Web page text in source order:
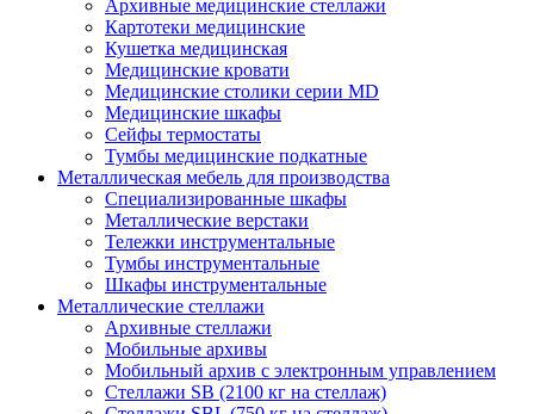
Архивные медицинские стеллажи
Картотеки медицинские
Кушетка медицинская
Медицинские кровати
Медицинские столики серии MD
Медицинские шкафы
Сейфы термостаты
Тумбы медицинские подкатные
Металлическая мебель для производства
Cпециализированные шкафы
Металлические верстаки
Тележки инструментальные
Тумбы инструментальные
Шкафы инструментальные
Металлические стеллажи
Архивные стеллажи
Мобильные архивы
Мобильный архив с электронным управлением
Стеллажи SB (2100 кг на стеллаж)